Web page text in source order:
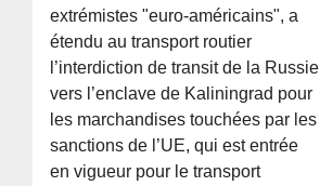
extrémistes "euro-américains", a
étendu au transport routier
l’interdiction de transit de la Russie
vers l’enclave de Kaliningrad pour
les marchandises touchées par les
sanctions de l’UE, qui est entrée
en vigueur pour le transport